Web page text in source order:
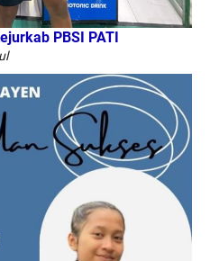
PBSI PATI